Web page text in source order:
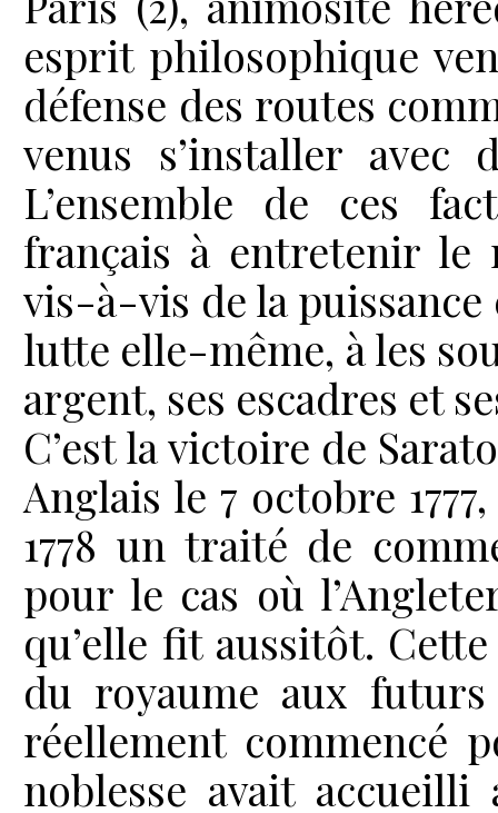
esprit philosophique
défense des routes
venus s’installer
L’ensemble de ces
français à entretenir le
vis-à-vis de la
lutte elle-même, à les
argent, ses escadres et
C’est la victoire de
Anglais le 7 octobre
1778 un traité de
pour le cas où
qu’elle fit aussitôt.
du royaume aux
réellement commencé
noblesse avait